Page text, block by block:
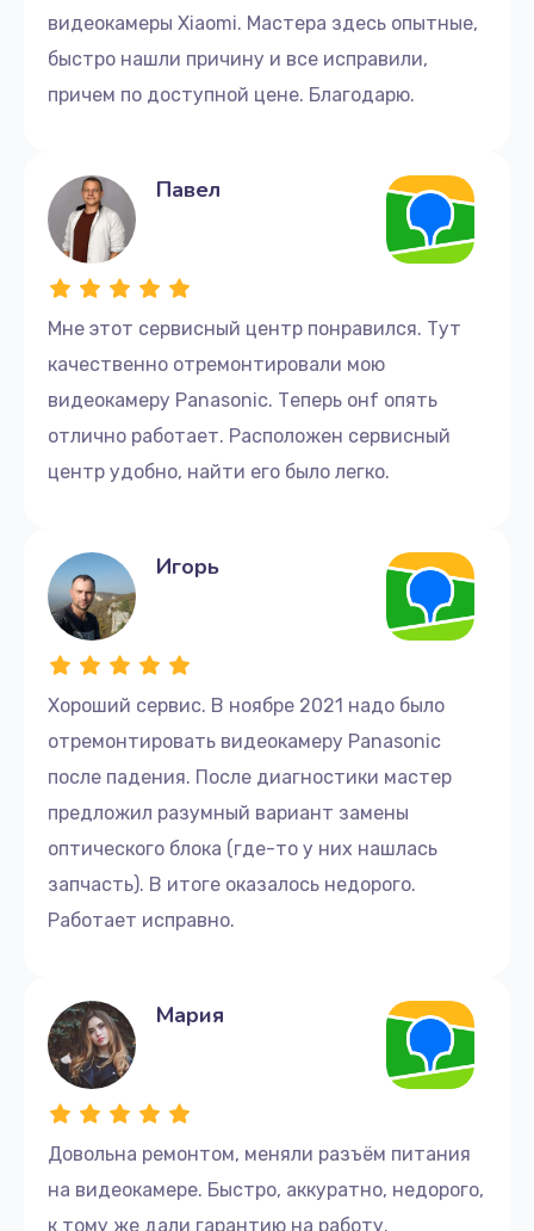
видеокамеры Xiaomi. Мастера здесь опытные,
быстро нашли причину и все исправили,
причем по доступной цене. Благодарю.
Мне этот сервисный центр понравился. Тут
качественно отремонтировали мою
видеокамеру Panasonic. Теперь онf опять
отлично работает. Расположен сервисный
центр удобно, найти его было легко.
Павел
Хороший сервис. В ноябре 2021 надо было
отремонтировать видеокамеру Panasonic
после падения. После диагностики мастер
предложил разумный вариант замены
оптического блока (где-то у них нашлась
запчасть). В итоге оказалось недорого.
Работает исправно.
Игорь
Довольна ремонтом, меняли разъём питания
на видеокамере. Быстро, аккуратно, недорого,
к тому же дали гарантию на работу.
Мария